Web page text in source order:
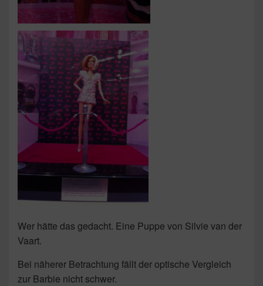
Wer hätte das gedacht. Eine Puppe von Silvie van der
Vaart.
Bei näherer Betrachtung fällt der optische Vergleich
zur Barbie nicht schwer.